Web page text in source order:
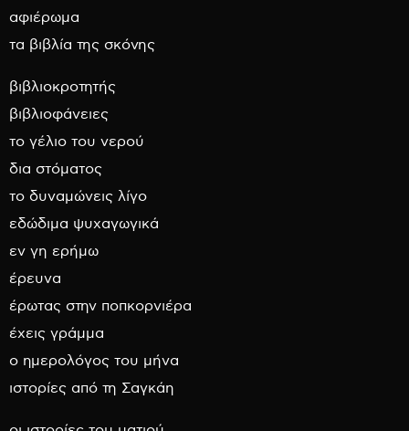
αφιέρωμα
τα βιβλία της σκόνης
βιβλιοκροτητής
βιβλιοφάνειες
το γέλιο του νερού
δια στόματος
το δυναμώνεις λίγο
εδώδιμα ψυχαγωγικά
εν γη ερήμω
έρευνα
έρωτας στην ποπκορνιέρα
έχεις γράμμα
ο ημερολόγος του μήνα
ιστορίες από τη Σαγκάη